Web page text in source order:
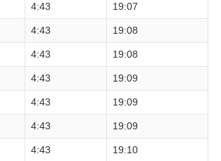
4:43 19:07
4:43 19:08
4:43 19:08
4:43 19:09
4:43 19:09
4:43 19:09
4:43 19:10